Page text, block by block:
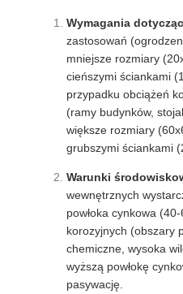
Wymagania
zastosowań
mniejsze rozmiary
cieńszymi ściankami
przypadku obciążeń
(ramy budynków,
większe rozmiary
grubszymi ściankami
Warunki
wewnętrznych
powłoka cynkowa
korozyjnych (obszary
chemiczne, wysoka
wyższą powłokę
pasywację.